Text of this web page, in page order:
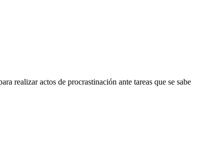
realizar actos de procrastinación ante tareas que se sabe